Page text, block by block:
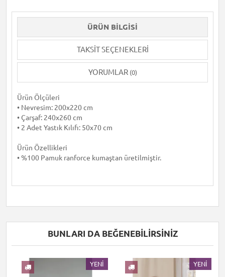
ÜRÜN BILGISI
TAKSIT SEÇENEKLERI
YORUMLAR (0)
Ürün Ölçüleri
• Nevresim: 200x220 cm
• Çarşaf: 240x260 cm
• 2 Adet Yastık Kılıfı: 50x70 cm
Ürün Özellikleri
• %100 Pamuk ranforce kumaştan üretilmiştir.
BUNLARI DA BEĞENEBILIRSINIZ
YENI YENI